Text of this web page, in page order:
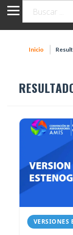
Inicio
VERSIONES